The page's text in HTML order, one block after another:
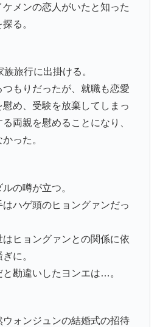
メンの恋人がいたと知った
る。
旅行に出掛ける。
もりだったが、就職も恋愛
慰め、受験を放棄してしまっ
両親を慰めることになり、
った。
の噂が立つ。
ハゲ頭のヒョングァンだっ
ヒョングァンとの関係に依
に。
勘違いしたヨンエは…。
ウォンジュンの結婚式の招待